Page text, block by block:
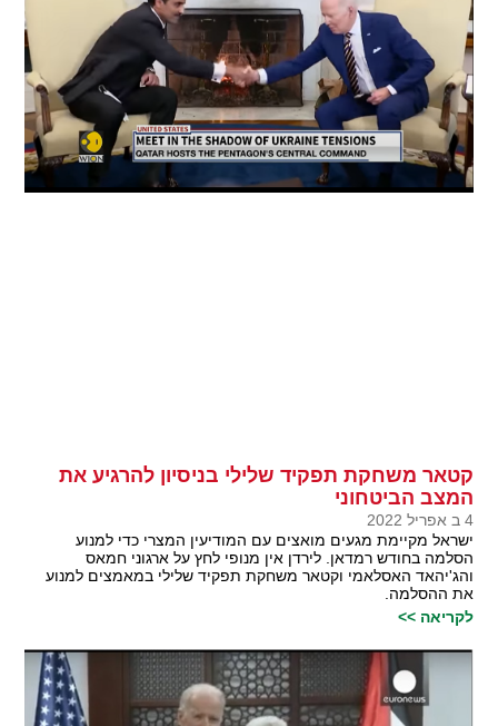
קטאר משחקת תפקיד שלילי בניסיון להרגיע את
המצב הביטחוני
4 ב אפריל 2022
ישראל מקיימת מגעים מואצים עם המודיעין המצרי כדי למנוע
הסלמה בחודש רמדאן. לירדן אין מנופי לחץ על ארגוני חמאס
והג'יהאד האסלאמי וקטאר משחקת תפקיד שלילי במאמצים למנוע
את ההסלמה.
לקריאה >>